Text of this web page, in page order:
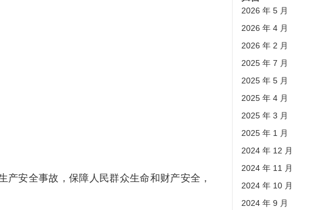
安全事故，保障人民群众生命和财产安全，
2026 年 5 月
2026 年 4 月
2026 年 2 月
2025 年 7 月
2025 年 5 月
2025 年 4 月
2025 年 3 月
2025 年 1 月
2024 年 12 月
2024 年 11 月
2024 年 10 月
2024 年 9 月